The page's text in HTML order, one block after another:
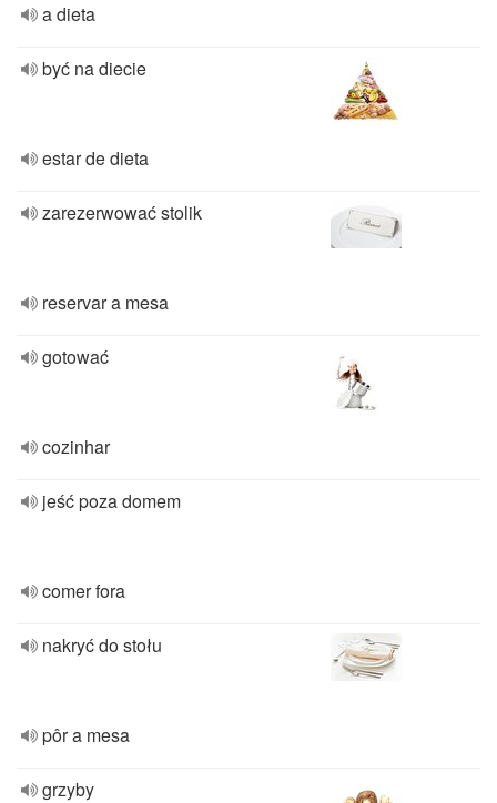
a dieta
być na diecie
estar de dieta
zarezerwować stolik
reservar a mesa
gotować
cozinhar
jeść poza domem
comer fora
nakryć do stołu
pôr a mesa
grzyby